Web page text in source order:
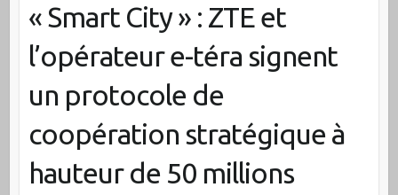
« Smart City » : ZTE et
l’opérateur e-téra signent
un protocole de
coopération stratégique à
hauteur de 50 millions